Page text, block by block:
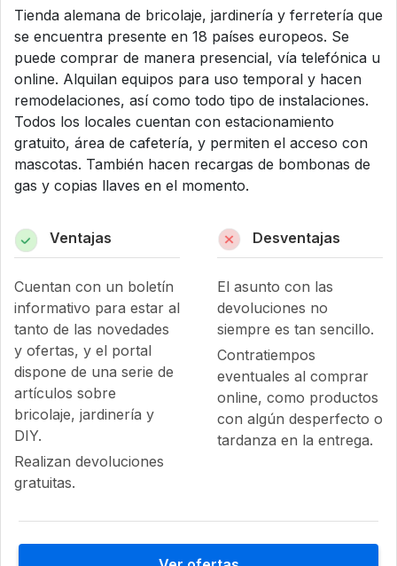
Tienda alemana de bricolaje, jardinería y ferretería que
se encuentra presente en 18 países europeos. Se
puede comprar de manera presencial, vía telefónica u
online. Alquilan equipos para uso temporal y hacen
remodelaciones, así como todo tipo de instalaciones.
Todos los locales cuentan con estacionamiento
gratuito, área de cafetería, y permiten el acceso con
mascotas. También hacen recargas de bombonas de
gas y copias llaves en el momento.
Ventajas
Cuentan con un boletín
informativo para estar al
tanto de las novedades
y ofertas, y el portal
dispone de una serie de
artículos sobre
bricolaje, jardinería y
DIY.
Realizan devoluciones
gratuitas.
Desventajas
El asunto con las
devoluciones no
siempre es tan sencillo.
Contratiempos
eventuales al comprar
online, como productos
con algún desperfecto o
tardanza en la entrega.